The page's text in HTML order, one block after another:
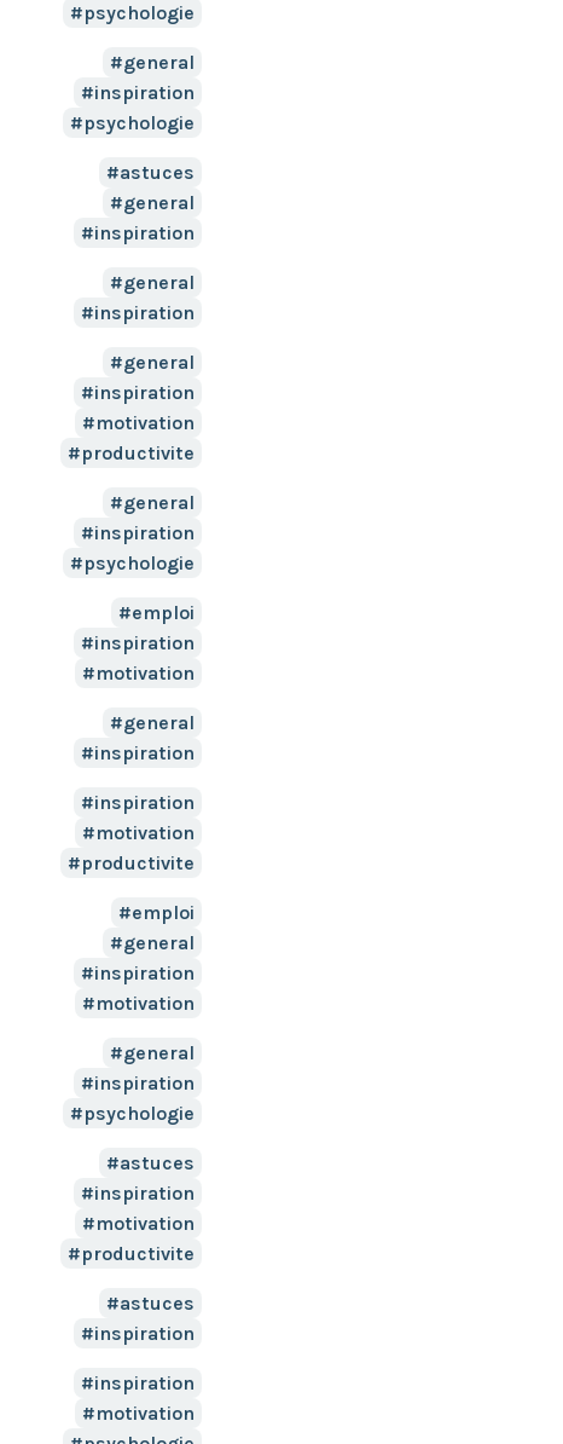
psychologie
general
inspiration
psychologie
astuces
general
inspiration
general
inspiration
general
inspiration
motivation
productivite
general
inspiration
psychologie
emploi
inspiration
motivation
general
inspiration
inspiration
motivation
productivite
emploi
general
inspiration
motivation
general
inspiration
psychologie
astuces
inspiration
motivation
productivite
astuces
inspiration
inspiration
motivation